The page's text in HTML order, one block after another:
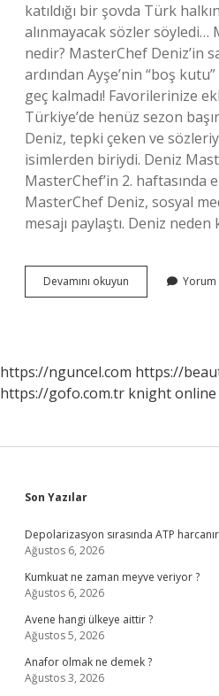
katıldığı bir şovda Türk
alınmayacak sözler söyledi…
nedir? MasterChef Deniz’in
ardından Ayşe’nin “boş
geç kalmadı! Favorilerinize
Türkiye’de henüz sezon
Deniz, tepki çeken ve
isimlerden biriydi. Deniz
MasterChef’in 2. haftasında
MasterChef Deniz, sosyal
mesajı paylaştı. Deniz
Devamını okuyun
Şef
Yorum
https://nguncel.com https://
https://gofo.com.tr knight online
Sidebar
Son Yazılar
Depolarizasyon sırasında ATP harcanır
Ağustos 6, 2026
Kumkuat ne zaman meyve veriyor ?
Ağustos 6, 2026
Avene hangi ülkeye aittir ?
Ağustos 5, 2026
Anafor olmak ne demek ?
Ağustos 3, 2026